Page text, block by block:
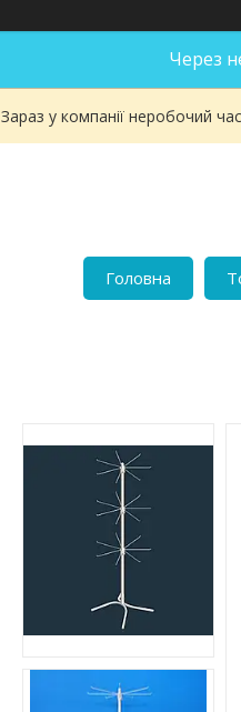
Через
Зараз у компанії неробочий
Головна